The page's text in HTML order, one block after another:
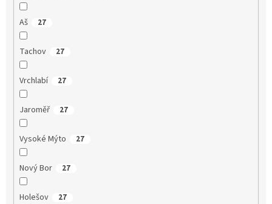
Aš 27
Tachov 27
Vrchlabí 27
Jaroměř 27
Vysoké Mýto 27
Nový Bor 27
Holešov 27